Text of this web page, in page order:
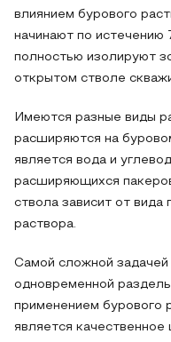
влиянием бурового
начинают по истечению
полностью изолируют
открытом стволе
Имеются разные виды
расширяются на
является вода и
расширяющихся
ствола зависит от вида
раствора.
Самой сложной задачей
одновременной
применением бурового
является